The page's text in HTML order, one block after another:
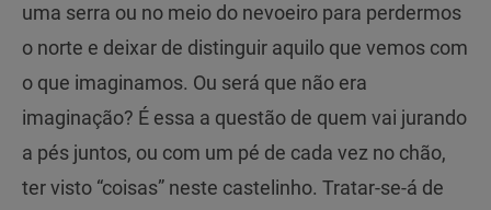
uma serra ou no meio do nevoeiro para perdermos
o norte e deixar de distinguir aquilo que vemos com
o que imaginamos. Ou será que não era
imaginação? É essa a questão de quem vai jurando
a pés juntos, ou com um pé de cada vez no chão,
ter visto “coisas” neste castelinho. Tratar-se-á de